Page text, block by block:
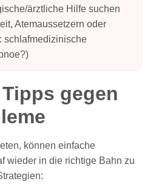
ärztliche Hilfe suchen
Atemaussetzern oder
schlafmedizinische
gegen
können einfache
wieder in die richtige Bahn zu